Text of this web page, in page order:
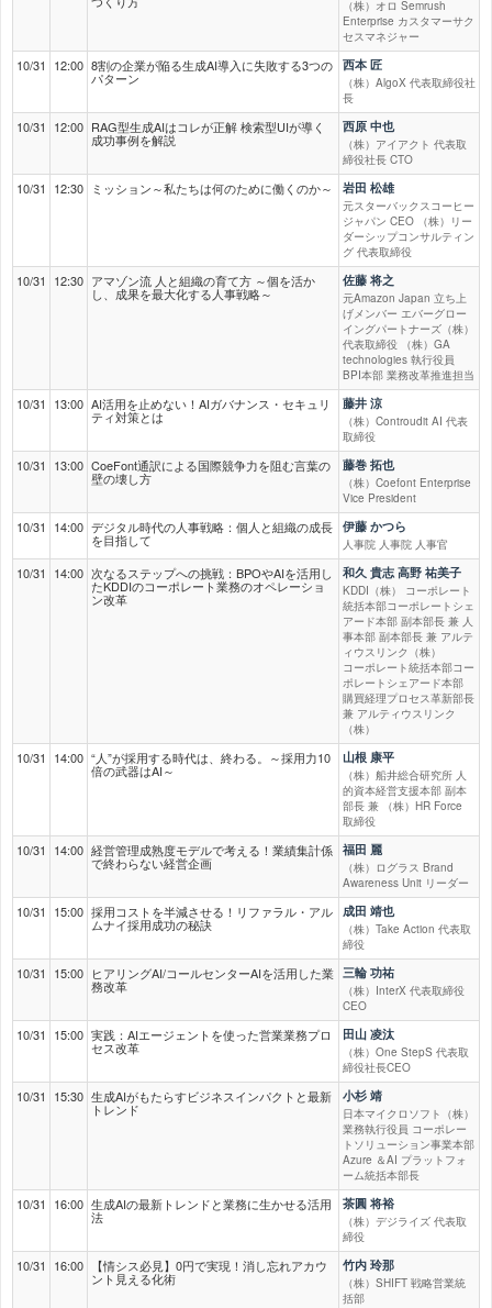
（株）オロ Semrush
Enterprise カスタマーサク
セスマネジャー
10/31 12:00 8割の企業が陥る生成AI導入に失敗する3つの
パターン
西本 匠
（株）AlgoX 代表取締役社
長
10/31 12:00 RAG型生成AIはコレが正解 検索型UIが導く
成功事例を解説
西原 中也
（株）アイアクト 代表取
締役社長 CTO
10/31 12:30 ミッション～私たちは何のために働くのか～ 岩田 松雄
元スターバックスコーヒー
ジャパン CEO （株）リー
ダーシップコンサルティン
グ 代表取締役
10/31 12:30 アマゾン流 人と組織の育て方 ～個を活か
し、成果を最大化する人事戦略～
佐藤 将之
元Amazon Japan 立ち上
げメンバー エバーグロー
イングパートナーズ（株）
代表取締役 （株）GA
technologies 執行役員
BPI本部 業務改革推進担当
10/31 13:00 AI活用を止めない！AIガバナンス・セキュリ
ティ対策とは
藤井 涼
（株）Controudit AI 代表
取締役
10/31 13:00 CoeFont通訳による国際競争力を阻む言葉の
壁の壊し方
藤巻 拓也
（株）Coefont Enterprise
Vice President
10/31 14:00 デジタル時代の人事戦略：個人と組織の成長
を目指して
伊藤 かつら
人事院 人事院 人事官
10/31 14:00 次なるステップへの挑戦：BPOやAIを活用し
たKDDIのコーポレート業務のオペレーショ
ン改革
和久 貴志 高野 祐美子
KDDI（株） コーポレート
統括本部コーポレートシェ
アード本部 副本部長 兼 人
事本部 副本部長 兼 アルテ
ィウスリンク（株）
コーポレート統括本部コー
ポレートシェアード本部
購買経理プロセス革新部長
兼 アルティウスリンク
（株）
10/31 14:00 “人”が採用する時代は、終わる。～採用力10
倍の武器はAI～
山根 康平
（株）船井総合研究所 人
的資本経営支援本部 副本
部長 兼 （株）HR Force
取締役
10/31 14:00 経営管理成熟度モデルで考える！業績集計係
で終わらない経営企画
福田 麗
（株）ログラス Brand
Awareness Unit リーダー
10/31 15:00 採用コストを半減させる！リファラル・アル
ムナイ採用成功の秘訣
成田 靖也
（株）Take Action 代表取
締役
10/31 15:00 ヒアリングAI/コールセンターAIを活用した業
務改革
三輪 功祐
（株）InterX 代表取締役
CEO
10/31 15:00 実践：AIエージェントを使った営業業務プロ
セス改革
田山 凌汰
（株）One StepS 代表取
締役社長CEO
10/31 15:30 生成AIがもたらすビジネスインパクトと最新
トレンド
小杉 靖
日本マイクロソフト（株）
業務執行役員 コーポレー
トソリューション事業本部
Azure ＆AI プラットフォ
ーム統括本部長
10/31 16:00 生成AIの最新トレンドと業務に生かせる活用
法
茶圓 将裕
（株）デジライズ 代表取
締役
10/31 16:00 【情シス必見】0円で実現！消し忘れアカウ
ント見える化術
竹内 玲那
（株）SHIFT 戦略営業統
括部